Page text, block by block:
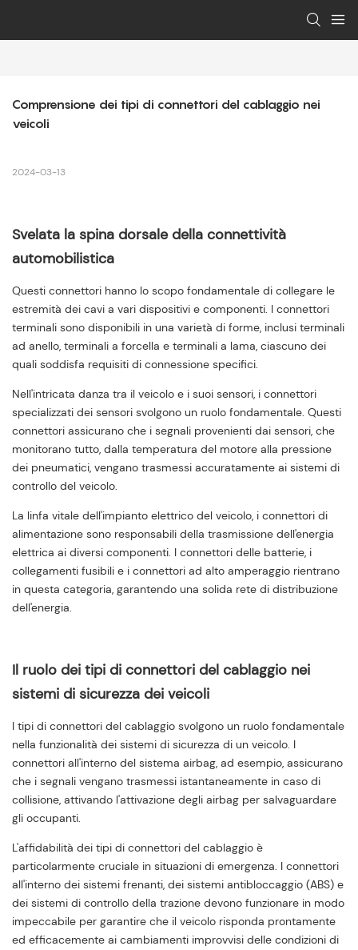
Comprensione dei tipi di connettori del cablaggio nei
veicoli
2024-03-13
Svelata la spina dorsale della connettività
automobilistica
Questi connettori hanno lo scopo fondamentale di collegare le
estremità dei cavi a vari dispositivi e componenti. I connettori
terminali sono disponibili in una varietà di forme, inclusi terminali
ad anello, terminali a forcella e terminali a lama, ciascuno dei
quali soddisfa requisiti di connessione specifici.
Nell'intricata danza tra il veicolo e i suoi sensori, i connettori
specializzati dei sensori svolgono un ruolo fondamentale. Questi
connettori assicurano che i segnali provenienti dai sensori, che
monitorano tutto, dalla temperatura del motore alla pressione
dei pneumatici, vengano trasmessi accuratamente ai sistemi di
controllo del veicolo.
La linfa vitale dell'impianto elettrico del veicolo, i connettori di
alimentazione sono responsabili della trasmissione dell'energia
elettrica ai diversi componenti. I connettori delle batterie, i
collegamenti fusibili e i connettori ad alto amperaggio rientrano
in questa categoria, garantendo una solida rete di distribuzione
dell'energia.
Il ruolo dei tipi di connettori del cablaggio nei
sistemi di sicurezza dei veicoli
I tipi di connettori del cablaggio svolgono un ruolo fondamentale
nella funzionalità dei sistemi di sicurezza di un veicolo. I
connettori all'interno del sistema airbag, ad esempio, assicurano
che i segnali vengano trasmessi istantaneamente in caso di
collisione, attivando l'attivazione degli airbag per salvaguardare
gli occupanti.
L'affidabilità dei tipi di connettori del cablaggio è
particolarmente cruciale in situazioni di emergenza. I connettori
all'interno dei sistemi frenanti, dei sistemi antibloccaggio (ABS) e
dei sistemi di controllo della trazione devono funzionare in modo
impeccabile per garantire che il veicolo risponda prontamente
ed efficacemente ai cambiamenti improvvisi delle condizioni di